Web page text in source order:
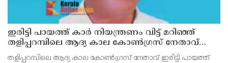
ഇരിട്ടി പായത്ത് കാർ നിയന്ത്രണം വിട്ട് മറിഞ്ഞ്
തളിപ്പറമ്പിലെ ആദ്യ കാല കോണ്‍ഗ്രസ് നേതാവ്
മരിച്ചു
തളിപ്പറമ്പിലെ ആദ്യ കാല കോണ്‍ഗ്രസ് നേതാവ് ഇരിട്ടി പായത്ത്